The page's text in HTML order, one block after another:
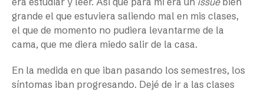
grande el que estuviera saliendo mal en mis clases,
el que de momento no pudiera levantarme de la
cama, que me diera miedo salir de la casa.
En la medida en que iban pasando los semestres, los
síntomas iban progresando. Dejé de ir a las clases